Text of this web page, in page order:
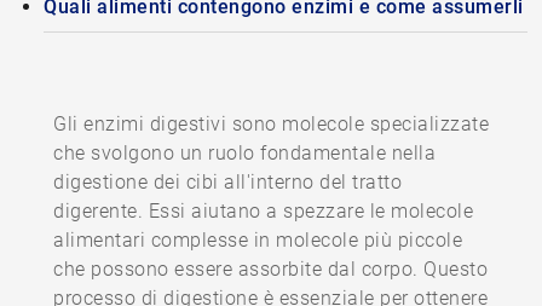
Quali alimenti contengono enzimi e come assumerli
Gli enzimi digestivi sono molecole specializzate
che svolgono un ruolo fondamentale nella
digestione dei cibi all'interno del tratto
digerente. Essi aiutano a spezzare le molecole
alimentari complesse in molecole più piccole
che possono essere assorbite dal corpo. Questo
processo di digestione è essenziale per ottenere